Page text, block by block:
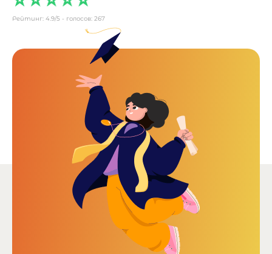
Рейтинг: 4.9/5 - голосов: 267